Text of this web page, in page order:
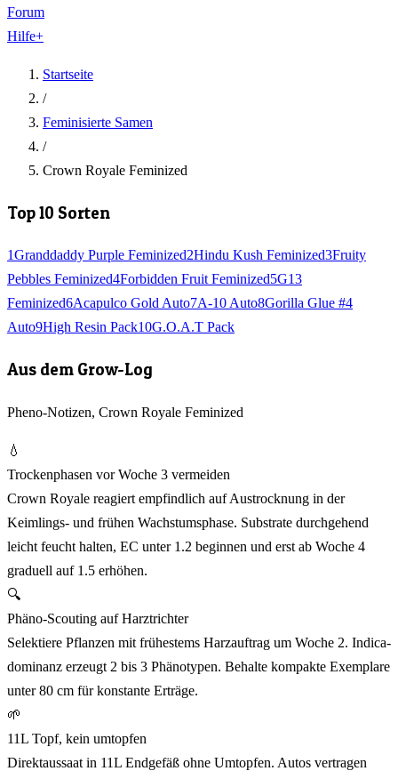
Forum
Hilfe+
Startseite
/
Feminisierte Samen
/
Crown Royale Feminized
Top 10 Sorten
1Granddaddy Purple Feminized2Hindu Kush Feminized3Fruity
Pebbles Feminized4Forbidden Fruit Feminized5G13
Feminized6Acapulco Gold Auto7A-10 Auto8Gorilla Glue #4
Auto9High Resin Pack10G.O.A.T Pack
Aus dem Grow-Log
Pheno-Notizen, Crown Royale Feminized
💧
Trockenphasen vor Woche 3 vermeiden
Crown Royale reagiert empfindlich auf Austrocknung in der
Keimlings- und frühen Wachstumsphase. Substrate durchgehend
leicht feucht halten, EC unter 1.2 beginnen und erst ab Woche 4
graduell auf 1.5 erhöhen.
🔍
Phäno-Scouting auf Harztrichter
Selektiere Pflanzen mit frühestems Harzauftrag um Woche 2. Indica-
dominanz erzeugt 2 bis 3 Phänotypen. Behalte kompakte Exemplare
unter 80 cm für konstante Erträge.
🌱
11L Topf, kein umtopfen
Direktaussaat in 11L Endgefäß ohne Umtopfen. Autos vertragen